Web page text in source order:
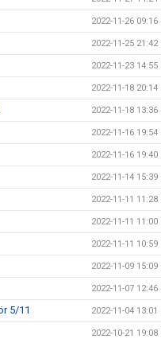
2022-11-26 09:16
2022-11-25 21:42
2022-11-23 14:55
2022-11-18 20:14
2022-11-18 13:36
2022-11-16 19:54
2022-11-16 19:40
2022-11-14 15:39
2022-11-11 11:28
2022-11-11 11:00
2022-11-11 10:59
2022-11-09 15:09
2022-11-07 12:46
5/11 2022-11-04 13:01
2022-10-21 19:08